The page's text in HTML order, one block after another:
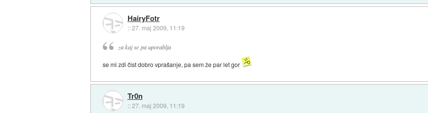
HairyFotr
::27. maj 2009, 11:19
za kaj se pa uporablja
se mi zdi čist dobro vprašanje, pa sem že par let gor
Tr0n
::27. maj 2009, 11:19